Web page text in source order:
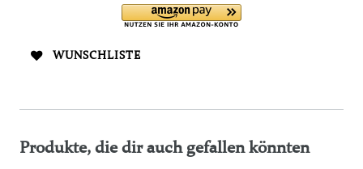
WUNSCHLISTE
Produkte, die dir auch gefallen könnten